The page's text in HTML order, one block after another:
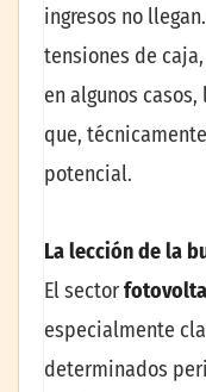
ingresos no
tensiones de
en algunos
que,
potencial.
La lección de la
El sector
especialmente
determinados